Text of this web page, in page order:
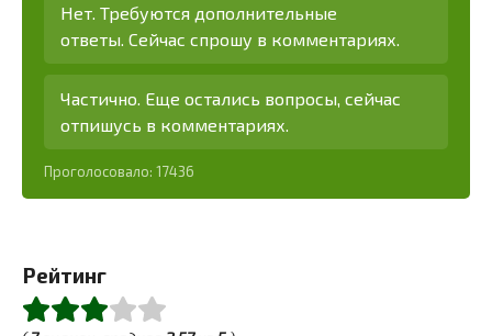
Нет. Требуются дополнительные
ответы. Сейчас спрошу в комментариях.
Частично. Еще остались вопросы, сейчас
отпишусь в комментариях.
Проголосовало: 17436
Рейтинг